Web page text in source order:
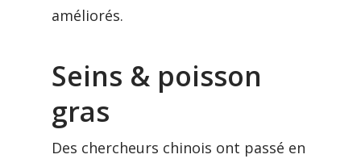
améliorés.
Seins & poisson
gras
Des chercheurs chinois ont passé en